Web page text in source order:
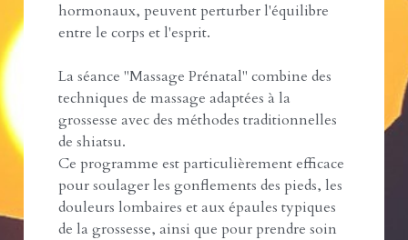
hormonaux, peuvent perturber l'équilibre
entre le corps et l'esprit.
La séance "Massage Prénatal" combine des
techniques de massage adaptées à la
grossesse avec des méthodes traditionnelles
de shiatsu.
Ce programme est particulièrement efficace
pour soulager les gonflements des pieds, les
douleurs lombaires et aux épaules typiques
de la grossesse, ainsi que pour prendre soin